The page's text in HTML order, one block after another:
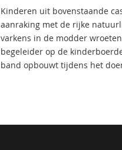
Kinderen uit bovenstaande
aanraking met de rijke
varkens in de modder
begeleider op de
band opbouwt tijdens het